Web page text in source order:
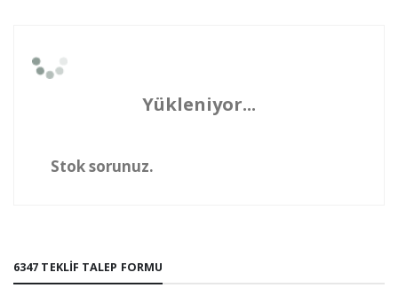
Yükleniyor...
Stok sorunuz.
6347 TEKLIF TALEP FORMU